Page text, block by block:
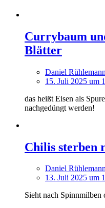
Currybaum
Blätter
Daniel Rühlemann
15. Juli 2025 um
das heißt Eisen als
nachgedüngt werden!
Chilis sterben
Daniel
13. Juli 2025 um
Sieht nach Spinnmilben